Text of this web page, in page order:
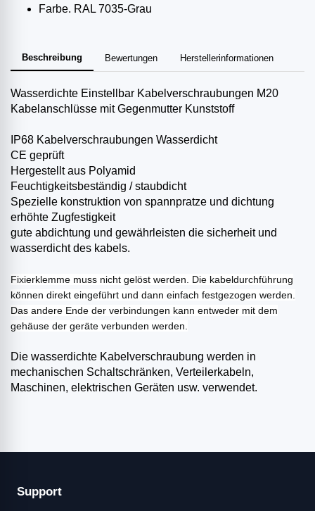
Farbe. RAL 7035-Grau
Beschreibung Bewertungen Herstellerinformationen
Wasserdichte Einstellbar Kabelverschraubungen M20
Kabelanschlüsse mit Gegenmutter Kunststoff
IP68 Kabelverschraubungen Wasserdicht
CE geprüft
Hergestellt aus Polyamid
Feuchtigkeitsbeständig / staubdicht
Spezielle konstruktion von spannpratze und dichtung
erhöhte Zugfestigkeit
gute abdichtung und gewährleisten die sicherheit und
wasserdicht des kabels.
Fixierklemme muss nicht gelöst werden. Die kabeldurchführung
können direkt eingeführt und dann einfach festgezogen werden.
Das andere Ende der verbindungen kann entweder mit dem
gehäuse der geräte verbunden werden.
Die wasserdichte Kabelverschraubung werden in
mechanischen Schaltschränken, Verteilerkabeln,
Maschinen, elektrischen Geräten usw. verwendet.
Support